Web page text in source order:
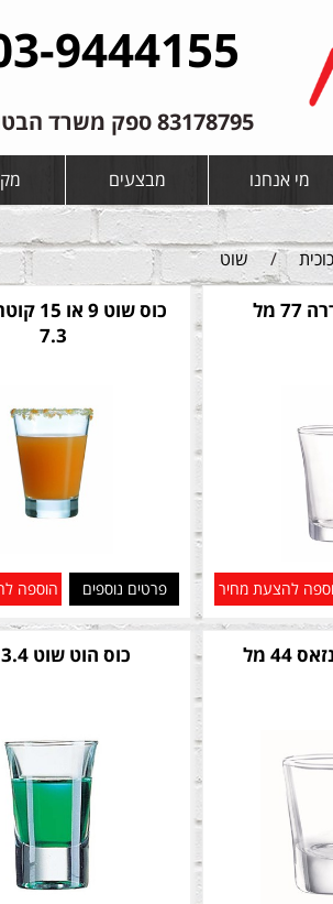
9444155
83178795 ספק משרד הבטחון
מי אנחנו מבצעים
/ שוט
מל
להצעת מחיר
7.3
פרטים נוספים הוספה
44 מל כוס הוט שוט 3.4 סל